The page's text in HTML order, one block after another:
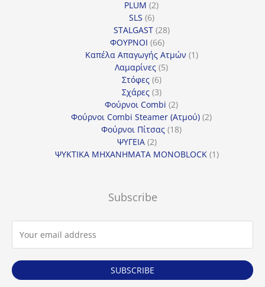
προϊόντα
PLUM 22
SLS 66
προϊόντα
STALGAST 2828
ΦΟΥΡΝΟΙ 6666
προϊόντα
Καπέλα Απαγωγής Ατμών 11
Λαμαρίνες 55
Στόφες 66
προϊόντα
Σχάρες 33
προϊόντα
Φούρνοι Combi 22
προϊόντα
Φούρνοι Combi Steamer (Ατμού) 22
Φούρνοι Πίτσας 1818
ΨΥΓΕΙΑ 22
προϊόντα
ΨΥΚΤΙΚΑ ΜΗΧΑΝΗΜΑΤΑ MONOBLOCK 11
Subscribe
SUBSCRIBE